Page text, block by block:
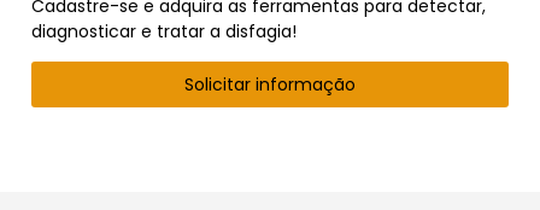
Cadastre-se e adquira as ferramentas para detectar,
diagnosticar e tratar a disfagia!
Solicitar informação